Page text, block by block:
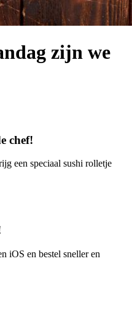
zijn we
chef!
een speciaal sushi rolletje
iOS en bestel sneller en